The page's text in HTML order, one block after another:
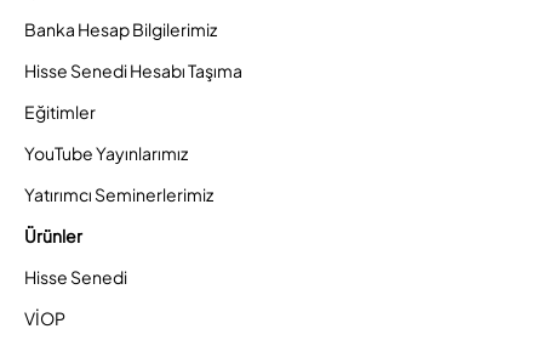
Banka Hesap Bilgilerimiz
Hisse Senedi Hesabı Taşıma
Eğitimler
YouTube Yayınlarımız
Yatırımcı Seminerlerimiz
Ürünler
Hisse Senedi
VİOP